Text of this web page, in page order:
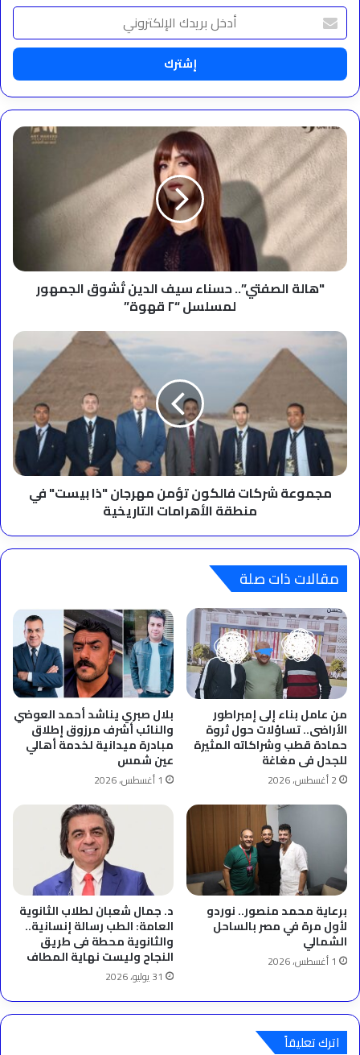
أدخل
بريدك
الإلكتروني
"هالة
الصفتي”..
حسناء
سيف
الدين
تُشوق
الجمهور
لمسلسل
“٢
قهوة”"هالة الصفتي”.. حسناء سيف الدين تُشوق الجمهور
لمسلسل “٢ قهوة”
مجموعة
شركات
فالكون
تؤمن
مهرجان
"ذا
بيست"
في
منطقة
الأهرامات
مجموعة شركات فالكون تؤمن مهرجان "ذا بيست" في
منطقة الأهرامات التاريخية
مقالات ذات صلة
من عامل بناء إلى إمبراطور
الأراضى.. تساؤلات حول ثروة
حمادة قطب وشراكاته المثيرة
للجدل فى مغاغة
2 أغسطس، 2026
بلال صبري يناشد أحمد العوضي
والنائب أشرف مرزوق إطلاق
مبادرة ميدانية لخدمة أهالي
عين شمس
1 أغسطس، 2026
برعاية محمد منصور.. نوردو
لأول مرة في مصر بالساحل
الشمالي
1 أغسطس، 2026
د. جمال شعبان لطلاب الثانوية
العامة: الطب رسالة إنسانية..
والثانوية محطة فى طريق
النجاح وليست نهاية المطاف
31 يوليو، 2026
اترك تعليقاً